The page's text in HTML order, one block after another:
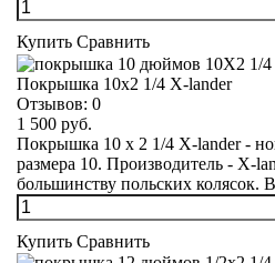
Купить Сравнить
Покрышка 10х2 1/4 X-lander
Отзывов: 0
1 500 руб.
Покрышка 10 х 2 1/4 X-lander -
размера 10. Производитель - X-
большинству польских колясок.
Купить Сравнить